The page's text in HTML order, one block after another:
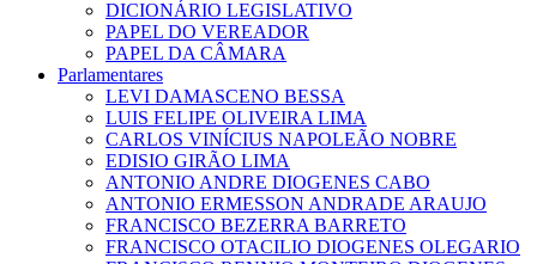
DICIONÁRIO LEGISLATIVO
PAPEL DO VEREADOR
PAPEL DA CÂMARA
Parlamentares
LEVI DAMASCENO BESSA
LUIS FELIPE OLIVEIRA LIMA
CARLOS VINÍCIUS NAPOLEÃO NOBRE
EDISIO GIRÃO LIMA
ANTONIO ANDRE DIOGENES CABO
ANTONIO ERMESSON ANDRADE ARAUJO
FRANCISCO BEZERRA BARRETO
FRANCISCO OTACILIO DIOGENES OLEGARIO